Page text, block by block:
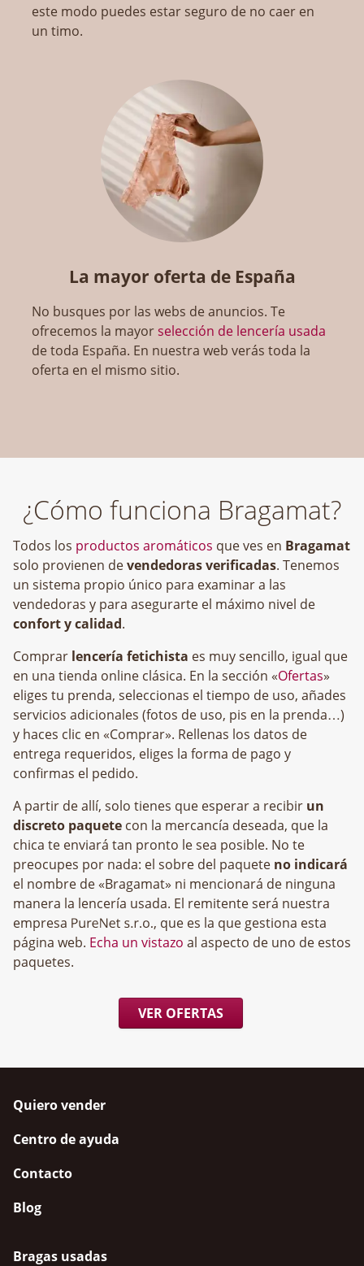
este modo puedes estar seguro de no caer en
un timo.
La mayor oferta de España
No busques por las webs de anuncios. Te
ofrecemos la mayorselección de lencería usada
de toda España. En nuestra web verás toda la
oferta en el mismo sitio.
¿Cómo funciona Bragamat?
Todos los productos aromáticos que ves en Bragamat
solo provienen devendedoras verificadas. Tenemos
un sistema propio único para examinar a las
vendedoras y para asegurarte el máximo nivel de
confort y calidad.
Comprar lencería fetichista es muy sencillo, igual que
en una tienda online clásica. En la sección «Ofertas»
eliges tu prenda, seleccionas el tiempo de uso, añades
servicios adicionales (fotos de uso, pis en la prenda…)
y haces clic en «Comprar». Rellenas los datos de
entrega requeridos, eliges la forma de pago y
confirmas el pedido.
A partir de allí, solo tienes que esperar a recibir un
discreto paquete con la mercancía deseada, que la
chica te enviará tan pronto le sea posible. No te
preocupes por nada: el sobre del paquete no indicará
el nombre de «Bragamat» ni mencionará de ninguna
manera la lencería usada. El remitente será nuestra
empresa
, que es la que gestiona esta
página web. Echa un vistazo al aspecto de uno de estos
paquetes.
VER OFERTAS
Quiero vender
Centro de ayuda
Contacto
Blog
Bragas usadas